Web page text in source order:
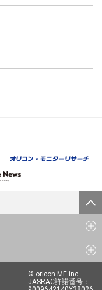
© oricon ME inc.
JASRAC許諾番号：